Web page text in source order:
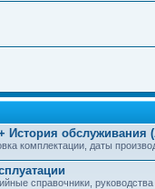
История обслуживания
комплектации, даты
справочники,